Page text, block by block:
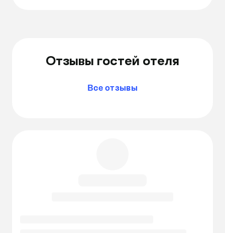
Отзывы гостей отеля
Все отзывы